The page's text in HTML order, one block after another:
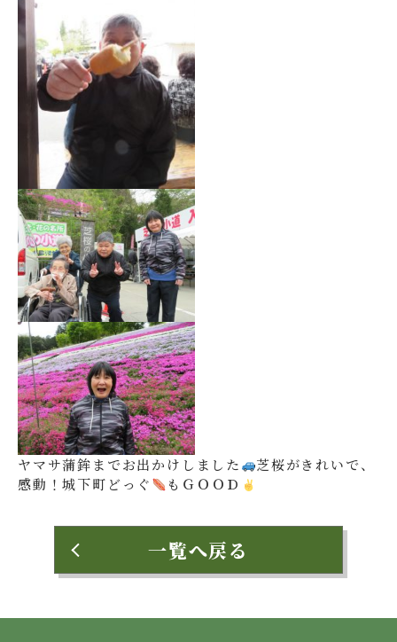
ヤマサ蒲鉾までお出かけしました
芝桜がきれいで、
感動！城下町どっぐ
もＧＯＯＤ
一覧へ戻る